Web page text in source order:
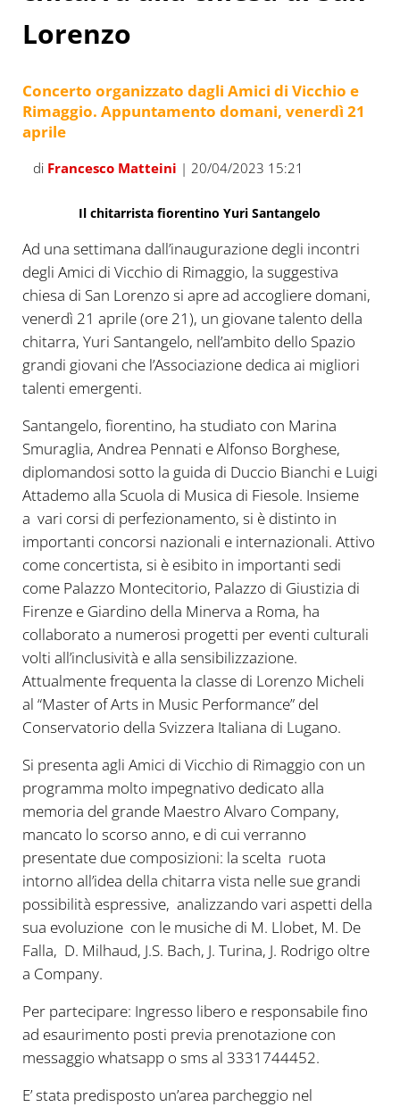
Lorenzo
Concerto organizzato dagli Amici di Vicchio e
Rimaggio. Appuntamento domani, venerdì 21
aprile
di Francesco Matteini | 20/04/2023 15:21
Il chitarrista fiorentino Yuri Santangelo
Ad una settimana dall’inaugurazione degli incontri
degli Amici di Vicchio di Rimaggio, la suggestiva
chiesa di San Lorenzo si apre ad accogliere domani,
venerdì 21 aprile (ore 21), un giovane talento della
chitarra, Yuri Santangelo, nell’ambito dello Spazio
grandi giovani che l’Associazione dedica ai migliori
talenti emergenti.
Santangelo, fiorentino, ha studiato con Marina
Smuraglia, Andrea Pennati e Alfonso Borghese,
diplomandosi sotto la guida di Duccio Bianchi e Luigi
Attademo alla Scuola di Musica di Fiesole. Insieme
a vari corsi di perfezionamento, si è distinto in
importanti concorsi nazionali e internazionali. Attivo
come concertista, si è esibito in importanti sedi
come Palazzo Montecitorio, Palazzo di Giustizia di
Firenze e Giardino della Minerva a Roma, ha
collaborato a numerosi progetti per eventi culturali
volti all’inclusività e alla sensibilizzazione.
Attualmente frequenta la classe di Lorenzo Micheli
al “Master of Arts in Music Performance” del
Conservatorio della Svizzera Italiana di Lugano.
Si presenta agli Amici di Vicchio di Rimaggio con un
programma molto impegnativo dedicato alla
memoria del grande Maestro Alvaro Company,
mancato lo scorso anno, e di cui verranno
presentate due composizioni: la scelta ruota
intorno all’idea della chitarra vista nelle sue grandi
possibilità espressive, analizzando vari aspetti della
sua evoluzione con le musiche di M. Llobet, M. De
Falla, D. Milhaud, J.S. Bach, J. Turina, J. Rodrigo oltre
a Company.
Per partecipare: Ingresso libero e responsabile fino
ad esaurimento posti previa prenotazione con
messaggio whatsapp o sms al 3331744452.
E’ stata predisposto un’area parcheggio nel